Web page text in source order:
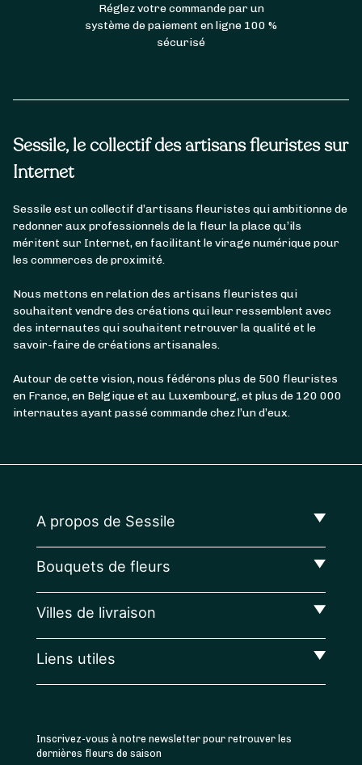
Sessile, le collectif des artisans fleuristes sur
Internet
Sessile est un collectif d’artisans fleuristes qui ambitionne de
redonner aux professionnels de la fleur la place qu’ils
méritent sur Internet, en facilitant le virage numérique pour
les commerces de proximité.
Nous mettons en relation des artisans fleuristes qui
souhaitent vendre des créations qui leur ressemblent avec
des internautes qui souhaitent retrouver la qualité et le
savoir-faire de créations artisanales.
Autour de cette vision, nous fédérons plus de 500 fleuristes
en France, en Belgique et au Luxembourg, et plus de 120 000
internautes ayant passé commande chez l’un d’eux.
Réglez votre commande par un
système de paiement en ligne 100 %
sécurisé
A propos de Sessile
Bouquets de fleurs
Villes de livraison
Liens utiles
Inscrivez-vous à notre newsletter pour retrouver les
dernières fleurs de saison